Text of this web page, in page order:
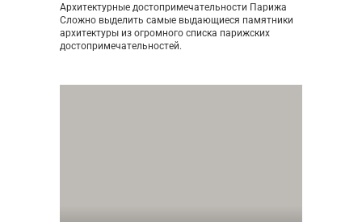
Архитектурные достопримечательности Парижа
Сложно выделить самые выдающиеся памятники
архитектуры из огромного списка парижских
достопримечательностей.